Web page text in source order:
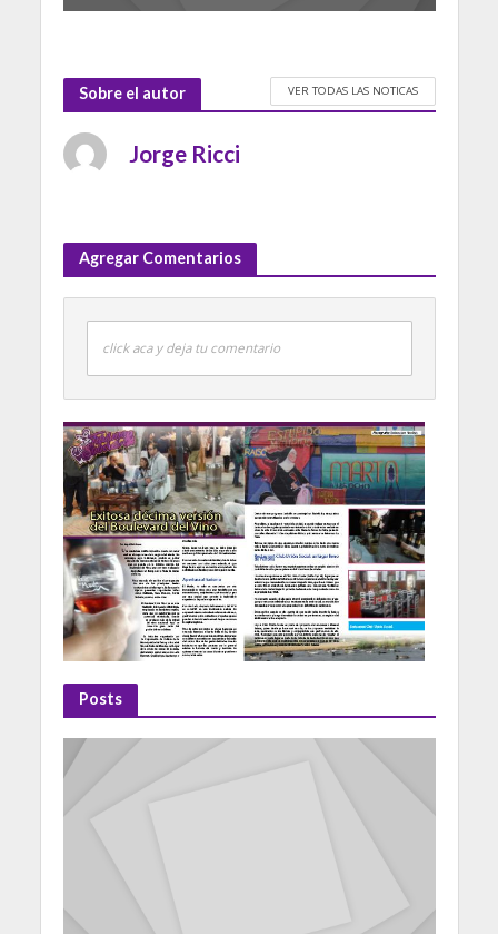
Sobre el autor VER TODAS LAS NOTICAS
Jorge Ricci
Agregar Comentarios
click aca y deja tu comentario
Posts